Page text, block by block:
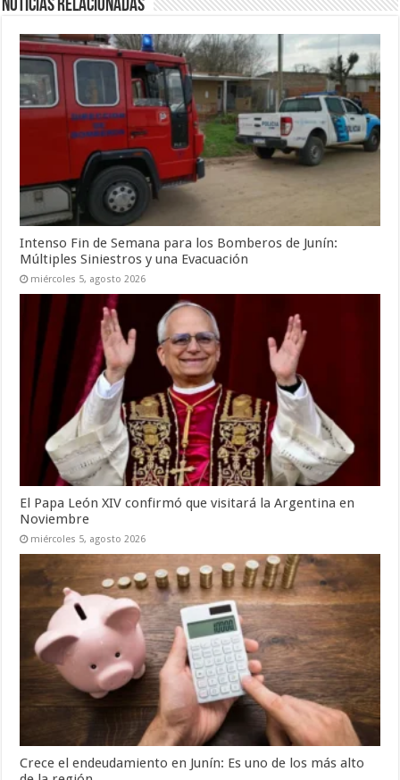
Noticias relacionadas
Intenso Fin de Semana para los Bomberos de Junín:
Múltiples Siniestros y una Evacuación
miércoles 5, agosto 2026
El Papa León XIV confirmó que visitará la Argentina en
Noviembre
miércoles 5, agosto 2026
Crece el endeudamiento en Junín: Es uno de los más alto